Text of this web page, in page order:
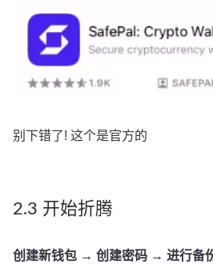
别下错了! 这个是官方的
2.3 开始折腾
创建新钱包 → 创建密码 → 进行备